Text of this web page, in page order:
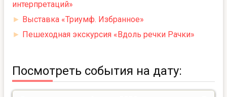
интерпретаций»
► Выставка «Триумф. Избранное»
► Пешеходная экскурсия «Вдоль речки Рачки»
Посмотреть события на дату: